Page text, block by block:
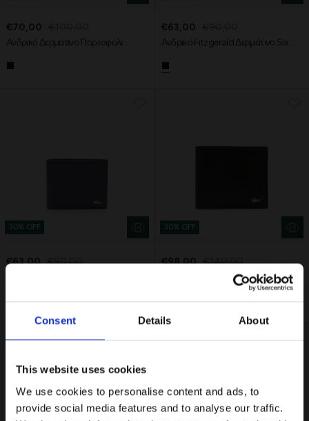
Consent Details About
This website uses cookies
We use cookies to personalise content and ads, to
provide social media features and to analyse our traffic.
€70,00
Ανδρικό Δερμάτινο Πορτοφόλι
€63,00
Ανδρικό Fitzgerald Δερμάτινο Six
30% OFF
€63,00 €90,00
30% OFF
€98,00 €140,00
Ανδρικό Fitzgerald Set με Δερμάτινο
Πορτοφόλι και Θήκη Καρτών
Εγγραφείτε στο newsletter μας και αποκτήστε 10%στην
Ενδιαφέρομαι για:
Γυναικεία Ανδρικά